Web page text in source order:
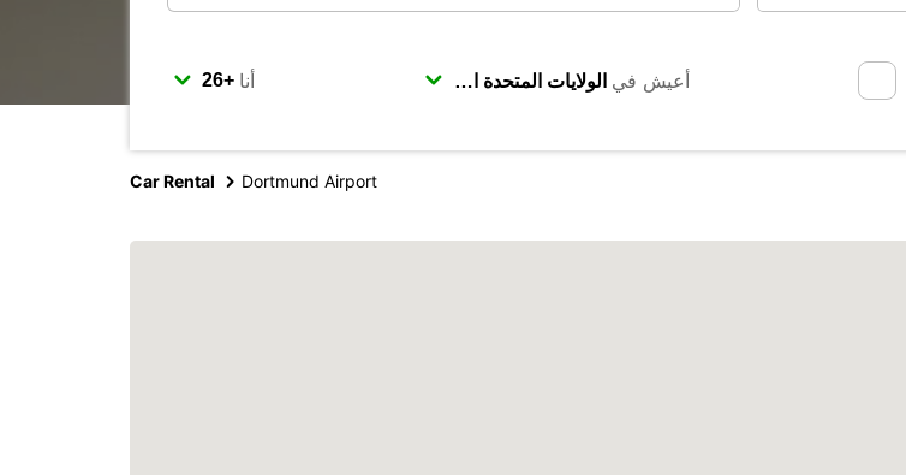
أنا أعيش في
Car Rental Dortmund Airport